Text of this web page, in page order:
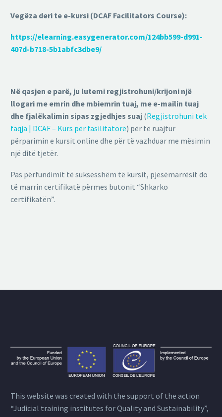
Vegëza deri te e-kursi (DCAF Facilitators Course):
https://elearning.easygenerator.com/124bb599-d991-
407d-b718-5b1abfc3dbe9/
Në qasjen e parë, ju lutemi regjistrohuni/krijoni një
llogari me emrin dhe mbiemrin tuaj, me e-mailin tuaj
dhe fjalëkalimin sipas zgjedhjes suaj (Regjistrohuni tek
faqja | DCAF – Kurs për fasilitatorë) për të ruajtur
përparimin e kursit online dhe për të vazhduar me mësimin
një ditë tjetër.
Pas përfundimit të suksesshëm të kursit, pjesëmarrësit do
të marrin certifikatë përmes butonit “Shkarko
certifikatën”.
This website was created with the support of the action
“Judicial training institutes for Quality and Sustainability”,